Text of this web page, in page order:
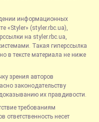
информационных
«Styler» (styler.rbc.ua),
на styler.rbc.ua,
Такая гиперссылка
в тексте материала не ниже
зрения авторов
законодательству
их правдивости.
требованиям
ответственность несет